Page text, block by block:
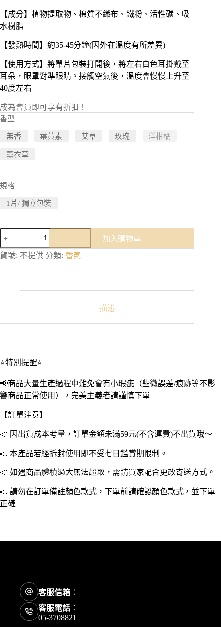
【成分】植物提取物、棉質不織布、鐵粉、活性碳、吸
水樹脂
【發熱時間】約35-45分鐘(因外在溫度有所差異)
【使用方式】將單片包裝打開後，將左右白色耳掛戴至
耳朵，眼罩對準眼睛。接觸空氣後，溫度會慢慢上升至
40度左右
成為會員即可享有折扣！
香型
無香 葉黃素 艾草 玫瑰 洋柑橘
薰衣草
規格
1片/ 獨立包裝
蒸
敷
罩
溫
熱
眼
罩
遮
眼
發
眼
罩
加入購物車
貨號: 不提供 分類: 香氛
描述
⭐特別提醒⭐
📢商品大量生產過程中難免會有小瑕疵（些微誤差/痕跡等不影
響商品正常使用），完美主義者請謹慎下單
【訂單注意】
📣 因出貨成本考量，訂單金額未滿59元(不含運費)不出貨哦～
📣 本產品若經拆封使用即不受七日鑑賞期限制。
📣 如遇商品體積過大無法超取，需請買家配合更改寄送方式。
📣 請勿在訂單備註顏色款式，下單前請確認顏色款式，並下單
正確
客服信箱：
客服電話：
05-3708821